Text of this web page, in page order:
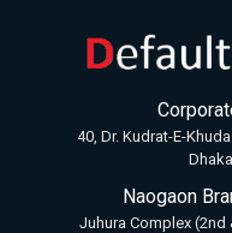
40, Dr. Kudrat-E-
Naogaon
Juhura Complex (2nd